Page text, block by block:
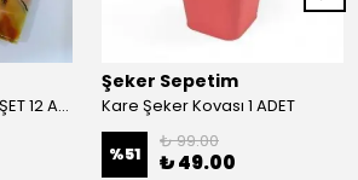
KÜÇÜK PRENS OPP POŞET 12 ADET B21
Şeker Sepetim
Kare Şeker Kovası 1 ADET
%51
₺ 99.00
₺ 49.00